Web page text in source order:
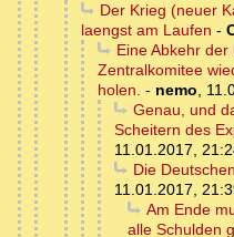
Der Krieg (neuer
laengst am Laufen -
Eine Abkehr
Zentralkomitee
holen. - nemo,
Genau, und
Scheitern des
11.01.2017,
Die
11.01.2017,
Am Ende
alle Schulden